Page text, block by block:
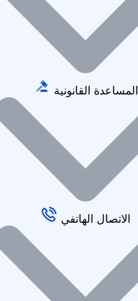
المساعدة القانونية
الاتصال الهاتفي